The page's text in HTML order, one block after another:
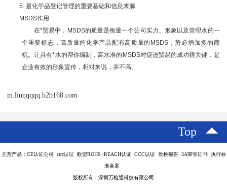
5. 是化学品登记管理的重要基础和信息来源
MSDS作用
在*贸易中，MSDS的质量是衡量一个公司实力、形象以及管理水的一
个重要标志，高质量的化学产品配有高质量的MSDS，势必增加多的商
机。让具有*水的帮你编制，高水准的MSDS对促进贸易的成功很关键，是
企业有效的形象宣传，相对来说，并不高。
m.liuqqqqq.b2b168.com
Top
主营产品：CE认证公司 srrc认证 欧盟ROHS+REACH认证 CCC认证 质检报告 3A荣誉证书 执行标
准备案
版权所有：深圳万检通科技有限公司